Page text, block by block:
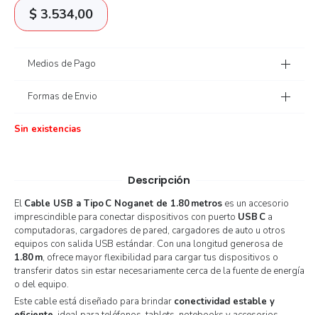
$3.534,00
Medios de Pago
Formas de Envio
Sin existencias
Descripción
El Cable USB a Tipo C Noganet de 1.80 metroses un accesorio
imprescindible para conectar dispositivos con puerto USB Ca
computadoras, cargadores de pared, cargadores de auto u otros
equipos con salida USB estándar. Con una longitud generosa de
1.80 m, ofrece mayor flexibilidad para cargar tus dispositivos o
transferir datos sin estar necesariamente cerca de la fuente de energía
o del equipo.
Este cable está diseñado para brindar conectividad estable y